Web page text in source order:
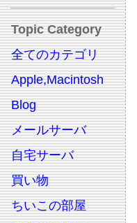
Topic Category
全てのカテゴリ
Apple,Macintosh
Blog
メールサーバ
自宅サーバ
買い物
ちいこの部屋